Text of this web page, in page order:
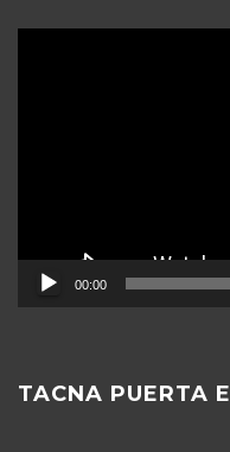
00:00
TACNA PUERTA